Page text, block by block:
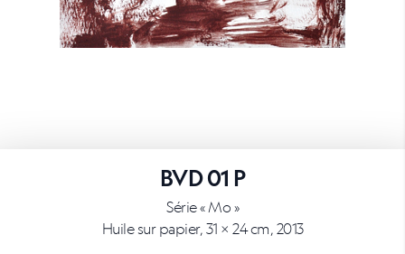
BVD 01 P
Série « Mo »
Huile sur papier, 31 × 24 cm, 2013